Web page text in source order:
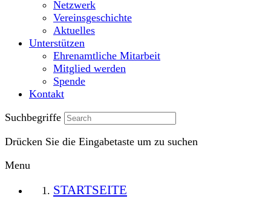
Netzwerk
Vereinsgeschichte
Aktuelles
Unterstützen
Ehrenamtliche Mitarbeit
Mitglied werden
Spende
Kontakt
Suchbegriffe
Drücken Sie die Eingabetaste um zu suchen
Menu
STARTSEITE